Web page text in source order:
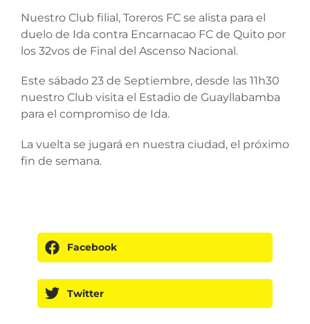
Nuestro Club filial, Toreros FC se alista para el
duelo de Ida contra Encarnacao FC de Quito por
los 32vos de Final del Ascenso Nacional.
Este sábado 23 de Septiembre, desde las 11h30
nuestro Club visita el Estadio de Guayllabamba
para el compromiso de Ida.
La vuelta se jugará en nuestra ciudad, el próximo
fin de semana.
Facebook
Twitter